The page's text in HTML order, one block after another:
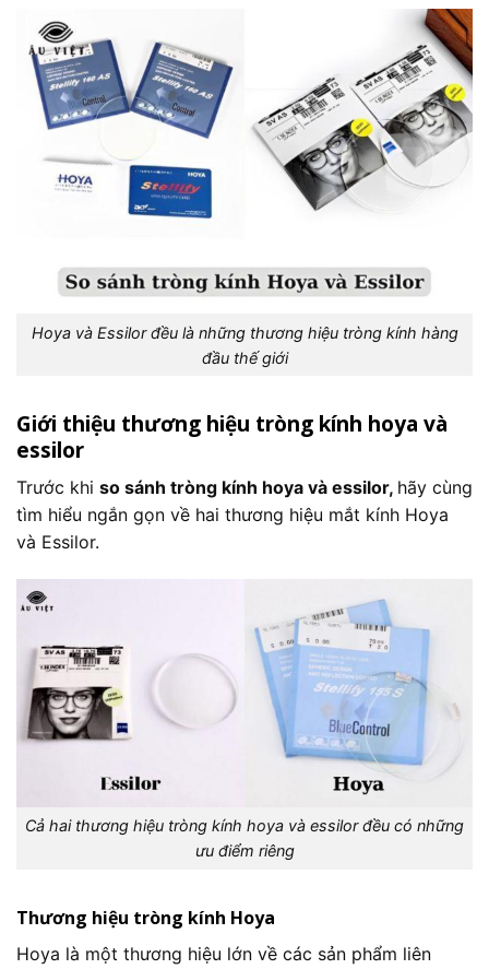
Hoya và Essilor đều là những thương hiệu tròng kính hàng
đầu thế giới
Giới thiệu thương hiệu tròng kính hoya và
essilor
Trước khi so sánh tròng kính hoya và essilor, hãy cùng
tìm hiểu ngắn gọn về hai thương hiệu mắt kính Hoya
và Essilor.
Cả hai thương hiệu tròng kính hoya và essilor đều có những
ưu điểm riêng
​​Thương hiệu tròng kính Hoya
Hoya là một thương hiệu lớn về các sản phẩm liên